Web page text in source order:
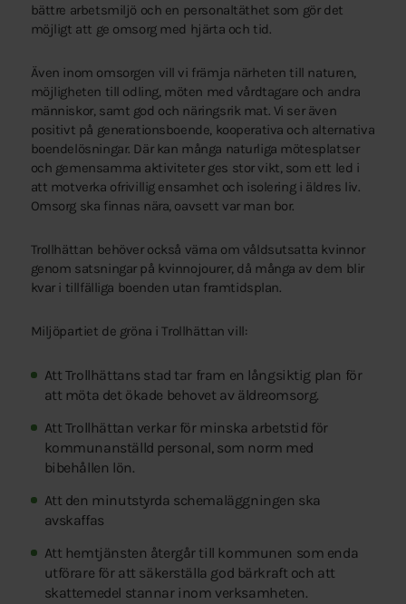
bättre arbetsmiljö och en personaltäthet som gör det
möjligt att ge omsorg med hjärta och tid.
Även inom omsorgen vill vi främja närheten till naturen,
möjligheten till odling, möten med vårdtagare och andra
människor, samt god och näringsrik mat. Vi ser även
positivt på generationsboende, kooperativa och alternativa
boendelösningar. Där kan många naturliga mötesplatser
och gemensamma aktiviteter ges stor vikt, som ett led i
att motverka ofrivillig ensamhet och isolering i äldres liv.
Omsorg ska finnas nära, oavsett var man bor.
Trollhättan behöver också värna om våldsutsatta kvinnor
genom satsningar på kvinnojourer, då många av dem blir
kvar i tillfälliga boenden utan framtidsplan.
Miljöpartiet de gröna i Trollhättan vill:
Att Trollhättans stad tar fram en långsiktig plan för
att möta det ökade behovet av äldreomsorg.
Att Trollhättan verkar för minska arbetstid för
kommunanställd personal, som norm med
bibehållen lön.
Att den minutstyrda schemaläggningen ska
avskaffas
Att hemtjänsten återgår till kommunen som enda
utförare för att säkerställa god bärkraft och att
skattemedel stannar inom verksamheten.